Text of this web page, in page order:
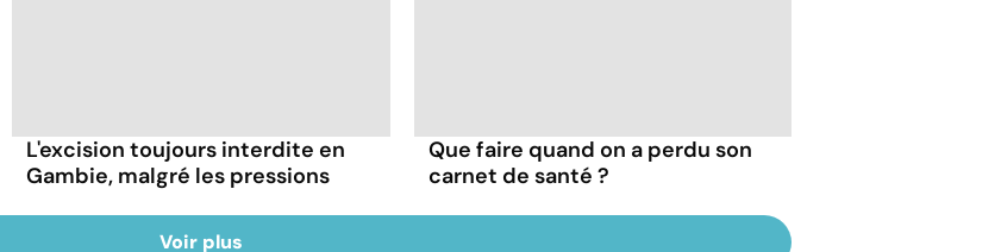
L'excision toujours interdite en
Gambie, malgré les pressions
Que faire quand on a perdu son
carnet de santé ?
Voir plus